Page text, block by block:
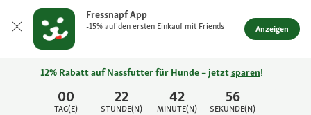
Fressnapf App
-15% auf den ersten Einkauf mit Friends Anzeigen
00
TAG(E)
22
STUNDE(N)
42
MINUTE(N)
56
SEKUNDE(N)
12% Rabatt auf Nassfutter für Hunde – jetztsparen!